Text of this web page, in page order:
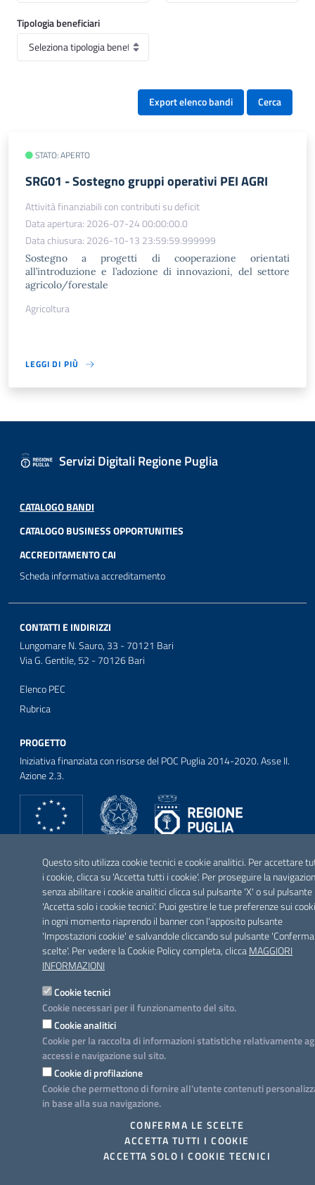
Questo sito utilizza cookie tecnici e cookie analitici. Per accettare
i cookie, clicca su 'Accetta tutti i cookie'. Per proseguire la
senza abilitare i cookie analitici clicca sul pulsante 'X' o sul pulsante
'Accetta solo i cookie tecnici'. Puoi gestire le tue preferenze sui
in ogni momento riaprendo il banner con l'apposito pulsante
'Impostazioni cookie' e salvandole cliccando sul pulsante
scelte'. Per vedere la Cookie Policy completa, cliccaMAGGIORI
INFORMAZIONI
Cookie tecnici
Cookie necessari per il funzionamento del sito.
Cookie analitici
Cookie per la raccolta di informazioni statistiche relativamente
accessi e navigazione sul sito.
Cookie di profilazione
Cookie che permettono di fornire all'utente contenuti
in base alla sua navigazione.
CONFERMA LE SCELTE
ACCETTA TUTTI I COOKIE
ACCETTA SOLO I COOKIE TECNICI
Tipologia beneficiari
Export elenco bandi Cerca
STATO: APERTO
SRG01 - Sostegno gruppi operativi PEI AGRI
Attività finanziabili con contributi su deficit
Data apertura: 2026-07-24 00:00:00.0
Data chiusura: 2026-10-13 23:59:59.999999
Sostegno a progetti di cooperazione orientati
all’introduzione e l’adozione di innovazioni, del settore
agricolo/forestale
Agricoltura
LEGGI DI PIÙ
Servizi Digitali Regione Puglia
CATALOGO BANDI
CATALOGO BUSINESS OPPORTUNITIES
ACCREDITAMENTO CAI
Scheda informativa accreditamento
CONTATTI E INDIRIZZI
Lungomare N. Sauro, 33 - 70121 Bari
Via G. Gentile, 52 - 70126 Bari
Elenco PEC
Rubrica
PROGETTO
Iniziativa finanziata con risorse del POC Puglia 2014-2020. Asse II.
Azione 2.3.
FacebookTwitter Youtube InstagramLinkedin